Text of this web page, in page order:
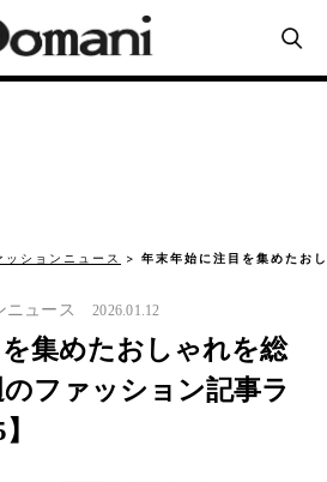
ッションニュース 年末年始に注目を集めたお
ニュース 2026.01.12
集めたおしゃれを総
ファッション記事ラ